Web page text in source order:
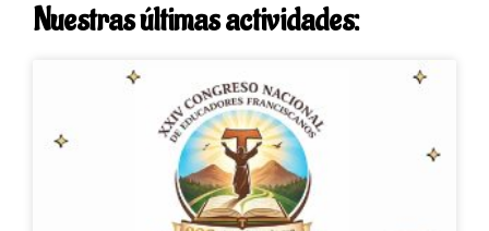
Nuestras últimas actividades: